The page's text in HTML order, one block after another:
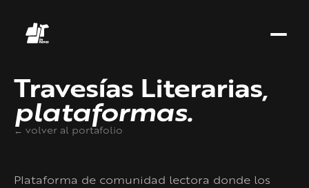
Travesías Literarias,
plataformas.
← volver al portafolio
Plataforma de comunidad lectora donde los